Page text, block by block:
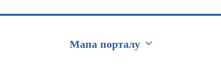
Мапа порталу